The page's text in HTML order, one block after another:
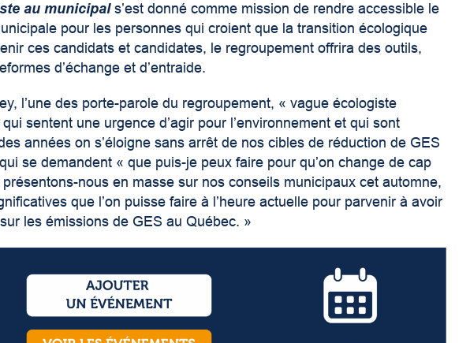
au municipals’est donné comme mission de rendre accessible le
pour les personnes qui croient que la transition écologique
ces candidats et candidates, le regroupement offrira des outils,
d’échange et d’entraide.
l’une des porte-parole du regroupement, « vague écologiste
sentent une urgence d’agir pour l’environnement et qui sont
années on s’éloigne sans arrêt de nos cibles de réduction de GES
se demandent « que puis-je peux faire pour qu’on change de cap
nous en masse sur nos conseils municipaux cet automne,
que l’on puisse faire à l’heure actuelle pour parvenir à avoir
les émissions de GES au Québec. »